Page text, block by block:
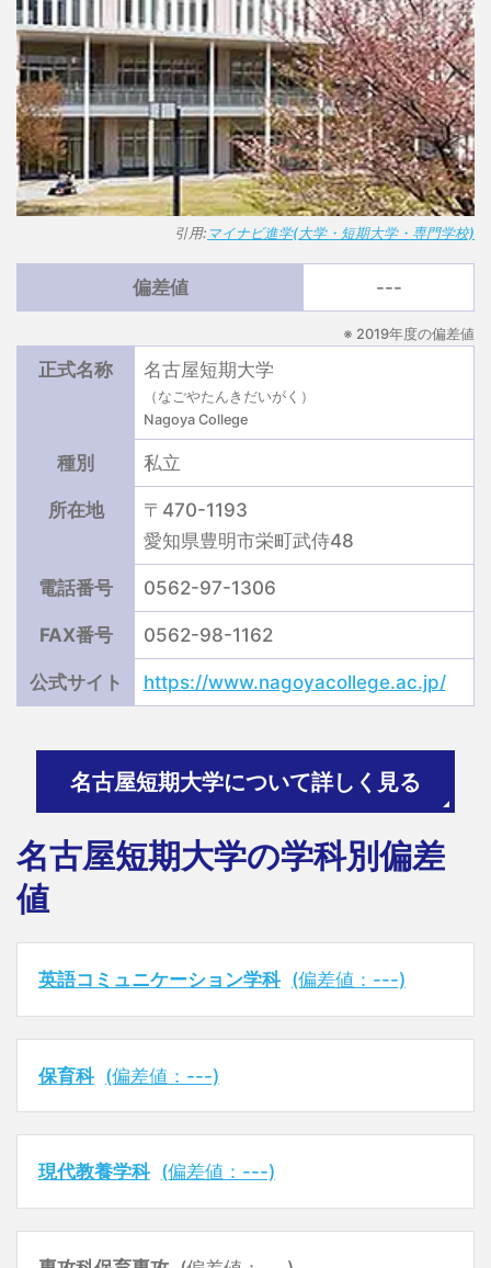
引用: マイナビ進学(大学・短期大学・専門学校)
偏差値 ---
※ 2019年度の偏差値
正式名称 名古屋短期大学
（なごやたんきだいがく）
Nagoya College
種別 私立
所在地
〒470-1193
愛知県豊明市栄町武侍48
電話番号 0562-97-1306
FAX番号 0562-98-1162
公式サイト https://www.nagoyacollege.ac.jp/
名古屋短期大学について詳しく見る
名古屋短期大学の学科別偏差
値
英語コミュニケーション学科 (偏差値：---)
保育科 (偏差値：---)
現代教養学科 (偏差値：---)